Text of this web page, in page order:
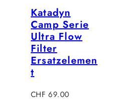
Katadyn
Camp Serie
Ultra Flow
Filter
Ersatzelemen
t
Regulärer
CHF 69.00